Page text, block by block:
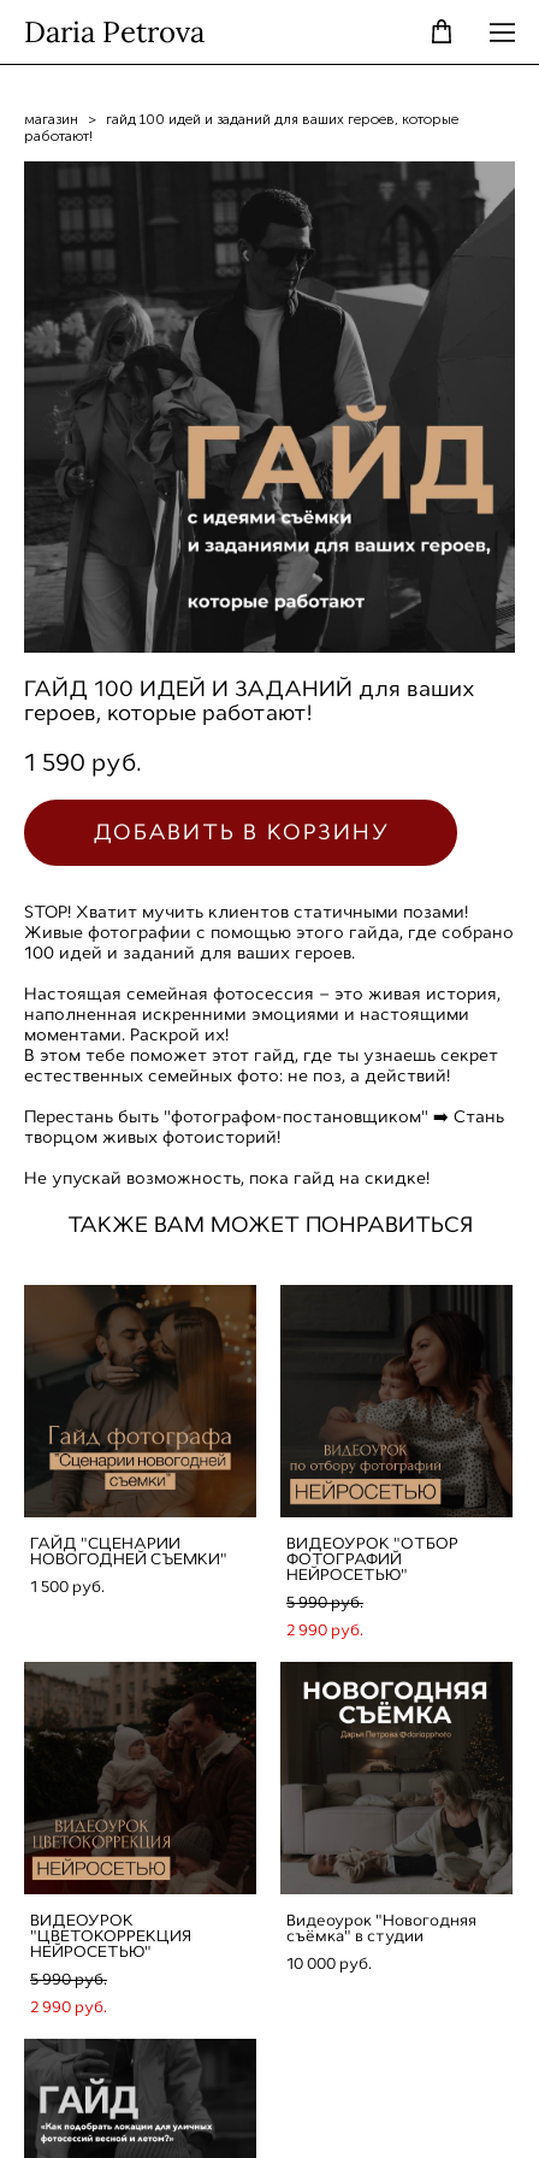
Daria Petrova
магазин >
гайд 100 идей и заданий для ваших героев, которые
работают!
ГАЙД 100 ИДЕЙ И ЗАДАНИЙ для ваших
героев, которые работают!
1 590 pуб.
ДОБАВИТЬ В КОРЗИНУ
STOP! Хватит мучить клиентов статичными позами!
Живые фотографии с помощью этого гайда, где собрано
100 идей и заданий для ваших героев.
Настоящая семейная фотосессия – это живая история,
наполненная искренними эмоциями и настоящими
моментами. Раскрой их!
В этом тебе поможет этот гайд, где ты узнаешь секрет
естественных семейных фото: не поз, а действий!
Перестань быть "фотографом-постановщиком" ➡️ Стань
творцом живых фотоисторий!
Не упускай возможность, пока гайд на скидке!
ТАКЖЕ ВАМ МОЖЕТ ПОНРАВИТЬСЯ
ГАЙД "СЦЕНАРИИ
НОВОГОДНЕЙ СЪЕМКИ"
1 500 pуб.
ВИДЕОУРОК "ОТБОР
ФОТОГРАФИЙ
НЕЙРОСЕТЬЮ"
5 990 pуб.
2 990 pуб.
ВИДЕОУРОК
"ЦВЕТОКОРРЕКЦИЯ
НЕЙРОСЕТЬЮ"
5 990 pуб.
2 990 pуб.
Видеоурок "Новогодняя
съёмка" в студии
10 000 pуб.